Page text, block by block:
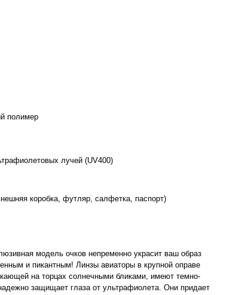
полимер
лучей (UV400)
коробка, футляр, салфетка, паспорт)
модель очков непременно украсит ваш образ
и пикантным! Линзы авиаторы в крупной оправе
на торцах солнечными бликами, имеют темно-
защищает глаза от ультрафиолета. Они придает